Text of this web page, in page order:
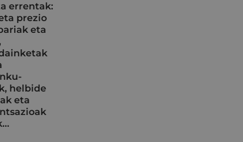
errentak:
prezio
eta
helbide
eta